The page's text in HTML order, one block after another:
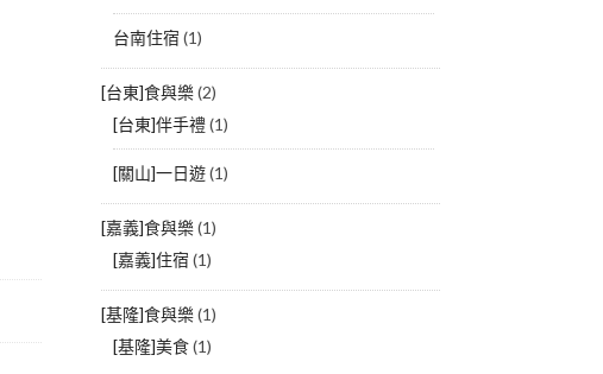
台南住宿 (1)
[台東]食與樂(2)
[台東]伴手禮(1)
[關山]一日遊(1)
[嘉義]食與樂(1)
[嘉義]住宿 (1)
[基隆]食與樂(1)
[基隆]美食(1)